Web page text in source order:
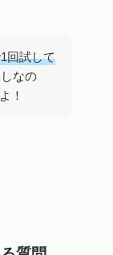
回試して
なの
！